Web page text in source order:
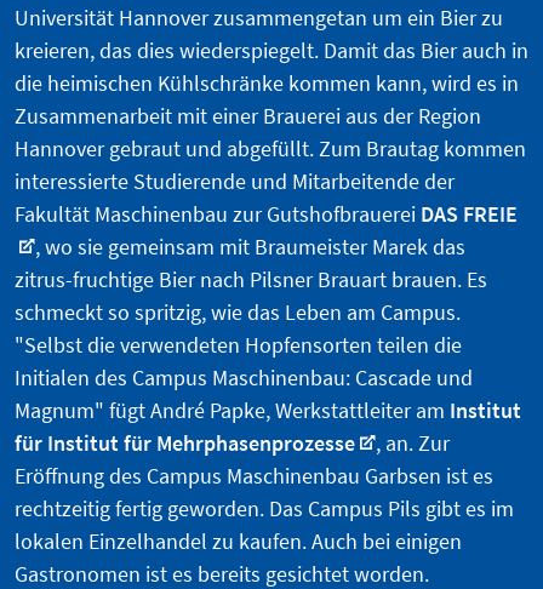
Universität Hannover zusammengetan um ein Bier zu
kreieren, das dies wiederspiegelt. Damit das Bier auch in
die heimischen Kühlschränke kommen kann, wird es in
Zusammenarbeit mit einer Brauerei aus der Region
Hannover gebraut und abgefüllt. Zum Brautag kommen
interessierte Studierende und Mitarbeitende der
Fakultät Maschinenbau zur Gutshofbrauerei DAS FREIE
, wo sie gemeinsam mit Braumeister Marek das
zitrus-fruchtige Bier nach Pilsner Brauart brauen. Es
schmeckt so spritzig, wie das Leben am Campus.
"Selbst die verwendeten Hopfensorten teilen die
Initialen des Campus Maschinenbau: Cascade und
Magnum" fügt André Papke, Werkstattleiter am Institut
für Institut für Mehrphasenprozesse
, an. Zur
Eröffnung des Campus Maschinenbau Garbsen ist es
rechtzeitig fertig geworden. Das Campus Pils gibt es im
lokalen Einzelhandel zu kaufen. Auch bei einigen
Gastronomen ist es bereits gesichtet worden.